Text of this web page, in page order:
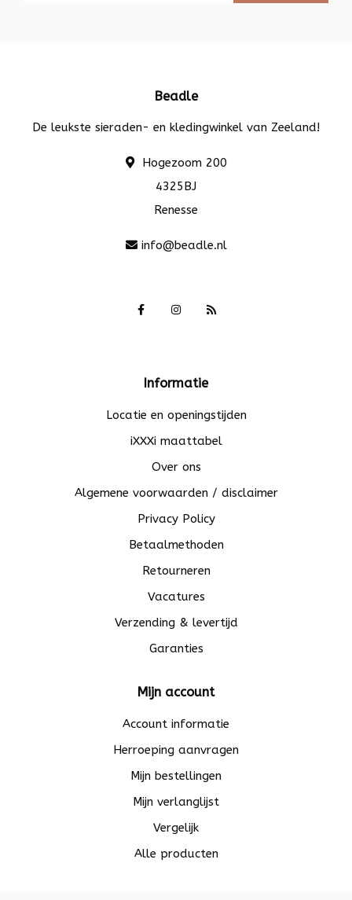
Beadle
De leukste sieraden- en kledingwinkel van Zeeland!
Hogezoom 200
4325BJ
Renesse
info@beadle.nl
Informatie
Locatie en openingstijden
iXXXi maattabel
Over ons
Algemene voorwaarden / disclaimer
Privacy Policy
Betaalmethoden
Retourneren
Vacatures
Verzending & levertijd
Garanties
Mijn account
Account informatie
Herroeping aanvragen
Mijn bestellingen
Mijn verlanglijst
Vergelijk
Alle producten